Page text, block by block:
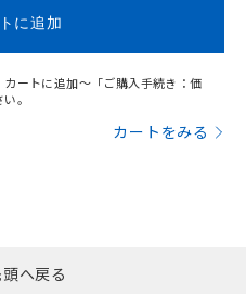
に追加
ートに追加～「ご購入手続き：価
。
カートをみる
へ戻る